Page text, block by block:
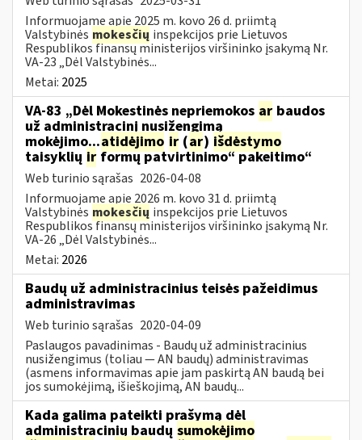
Informuojame apie 2025 m. kovo 26 d. priimtą
Valstybinės mokesčių inspekcijos prie Lietuvos
Respublikos finansų ministerijos viršininko įsakymą Nr.
VA-23 „Dėl Valstybinės...
Metai: 2025
VA-83 „Dėl Mokestinės nepriemokos ar baudos
už administracinį nusižengimą
mokėjimo...atidėjimo ir (ar) išdėstymo
taisyklių ir formų patvirtinimo“ pakeitimo“
Web turinio sąrašas 2026-04-08
Informuojame apie 2026 m. kovo 31 d. priimtą
Valstybinės mokesčių inspekcijos prie Lietuvos
Respublikos finansų ministerijos viršininko įsakymą Nr.
VA-26 „Dėl Valstybinės...
Metai: 2026
Baudų už administracinius teisės pažeidimus
administravimas
Web turinio sąrašas 2020-04-09
Paslaugos pavadinimas - Baudų už administracinius
nusižengimus (toliau — AN baudų) administravimas
(asmens informavimas apie jam paskirtą AN baudą bei
jos sumokėjimą, išieškojimą, AN baudų...
Kada galima pateikti prašymą dėl
administracinių baudų sumokėjimo